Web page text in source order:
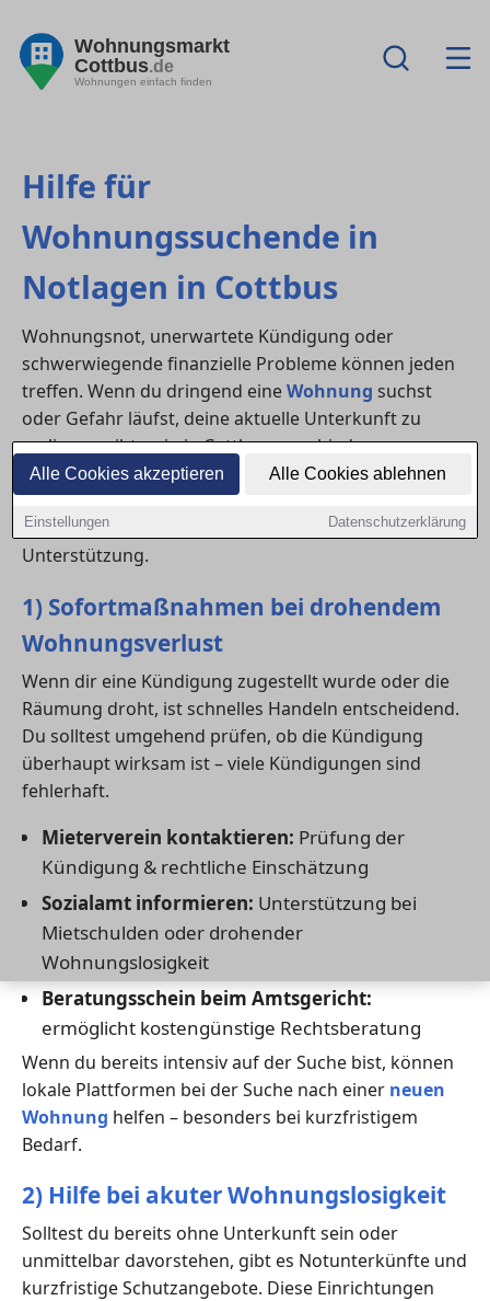
Alle Cookies akzeptieren Alle Cookies ablehnen
Einstellungen Datenschutzerklärung
Wohnungsmarkt
Cottbus.de
Wohnungen einfach finden
Hilfe für
Wohnungssuchende in
Notlagen in Cottbus
Wohnungsnot, unerwartete Kündigung oder
schwerwiegende finanzielle Probleme können jeden
treffen. Wenn du dringend eineWohnung suchst
oder Gefahr läufst, deine aktuelle Unterkunft zu
verlieren, gibt es in in Cottbus verschiedene
Anlaufstellen, die schnelle und unbürokratische Hilfe
leisten. Hier findest du einen Überblick über
Beratungsstellen, Notunterkünfte und praktische
Unterstützung.
1) Sofortmaßnahmen bei drohendem
Wohnungsverlust
Wenn dir eine Kündigung zugestellt wurde oder die
Räumung droht, ist schnelles Handeln entscheidend.
Du solltest umgehend prüfen, ob die Kündigung
überhaupt wirksam ist – viele Kündigungen sind
fehlerhaft.
Mieterverein kontaktieren: Prüfung der
Kündigung & rechtliche Einschätzung
Sozialamt informieren: Unterstützung bei
Mietschulden oder drohender
Wohnungslosigkeit
Beratungsschein beim Amtsgericht:
ermöglicht kostengünstige Rechtsberatung
Wenn du bereits intensiv auf der Suche bist, können
lokale Plattformen bei der Suche nach einer neuen
Wohnung helfen – besonders bei kurzfristigem
Bedarf.
2) Hilfe bei akuter Wohnungslosigkeit
Solltest du bereits ohne Unterkunft sein oder
unmittelbar davorstehen, gibt es Notunterkünfte und
kurzfristige Schutzangebote. Diese Einrichtungen